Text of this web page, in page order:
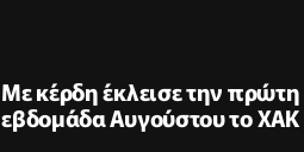
Με κέρδη έκλεισε την πρώτη
εβδομάδα Αυγούστου το ΧΑΚ